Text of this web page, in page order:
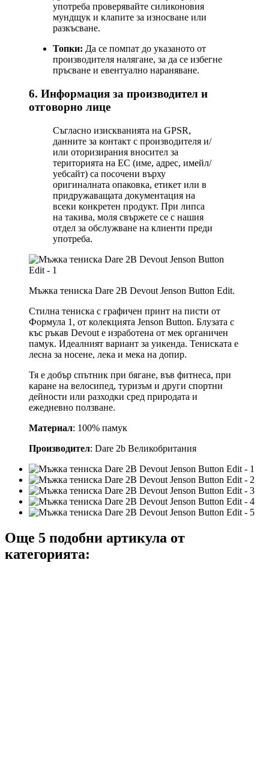
употреба проверявайте силиконовия
мундщук и клапите за износване или
разкъсване.
Топки: Да се помпат до указаното от
производителя налягане, за да се избегне
пръсване и евентуално нараняване.
6. Информация за производител и
отговорно лице
Съгласно изискванията на GPSR,
данните за контакт с производителя и/
или оторизирания вносител за
територията на ЕС (име, адрес, имейл/
уебсайт) са посочени върху
оригиналната опаковка, етикет или в
придружаващата документация на
всеки конкретен продукт. При липса
на такива, моля свържете се с нашия
отдел за обслужване на клиенти преди
употреба.
Мъжка тениска Dare 2B Devout Jenson Button Edit.
Стилна тениска с графичен принт на писти от
Формула 1, от колекцията Jenson Button. Блузата с
къс ръкав Devout е изработена от мек органичен
памук. Идеалният вариант за уикенда. Тениската е
лесна за носене, лека и мека на допир.
Тя е добър спътник при бягане, във фитнеса, при
каране на велосипед, туризъм и други спортни
дейности или разходки сред природата и
ежедневно ползване.
Материал: 100% памук
Производител: Dare 2b Великобритания
Още 5 подобни артикула от
категорията: